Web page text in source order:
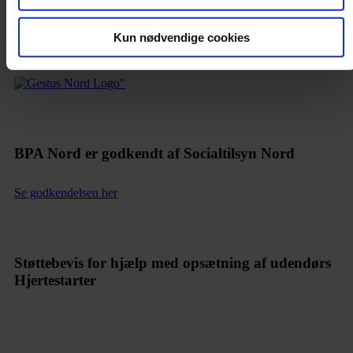
Kun nødvendige cookies
BPA Nord er et fællesskab af borgere med BPA-bevilling.
Fællesskabet varetager vores arbejdsgiveransvar, og medlemmerne
bidrager med erfaringer og viden om det at have BPA.
BPA Nord er godkendt af Socialtilsyn Nord
Se godkendelsen her
Støttebevis for hjælp med opsætning af udendørs
Hjertestarter